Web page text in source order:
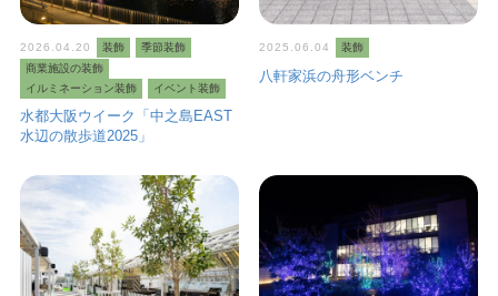
水都大阪ウイーク「中之島EAST
水辺の散歩道2025」
2026.04.20 装飾
季節装飾
商業施設の装飾
イルミネーション装飾
イベント装飾
八軒家浜の舟形ベンチ
2025.06.04 装飾